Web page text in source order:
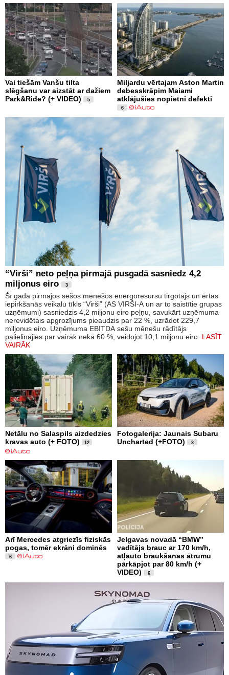
Vai tiešām Vanšu tilta
slēgšanu var aizstāt ar dažiem
Park&Ride? (+ VIDEO)
5
Miljardu vērtajam Aston Martin
debesskrāpim Maiami
atklājušies nopietni defekti
6
“Virši” neto peļņa pirmajā pusgadā sasniedz 4,2
miljonus eiro
3
Šī gada pirmajos sešos mēnešos energoresursu tirgotājs un ērtas
iepirkšanās veikalu tīkls “Virši” (AS VIRŠI-A un ar to saistītie grupas
uzņēmumi) sasniedzis 4,2 miljonu eiro peļņu, savukārt uzņēmuma
nerevidētais apgrozījums pieaudzis par 22 %, uzrādot 229,7
miljonus eiro. Uzņēmuma EBITDA sešu mēnešu rādītājs
palielinājies par vairāk nekā 60 %, veidojot 10,1 miljonu eiro. LASĪT
VAIRĀK
Netālu no Salaspils aizdedzies
kravas auto (+ FOTO)
12
Fotogalerija: Jaunais Subaru
Uncharted (+FOTO)
3
Arī Mercedes atgriezīs fiziskās
pogas, tomēr ekrāni dominēs
6
Jelgavas novadā “BMW”
vadītājs brauc ar 170 km/h,
atļauto braukšanas ātrumu
pārkāpjot par 80 km/h (+
VIDEO)
6